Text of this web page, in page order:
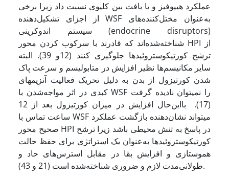
عملکرد هیپوفیز و یا بافت بین کلیوی نسبت داد زیرا برخی
از اجزای تشکیل‌دهنده WSF به‌عنوان مختل‌کننده‌های
سیستم اندوکرینی (endocrine disruptors)
شناخته‌شده‌اند که قادرند با سرکوب کردن محور HPI از
ترشح کورتیکوستروئیدها جلوگیری کنند (12و 39). البته
سایر مکانیسم‌ها نظیر افزایش در متابولیسم و سرعت پاک
شدن کورتیزول از بدن به دلیل تحریک فعالیت آنزیم­های
کبدی در اثر مواجه‌شدن با WSF را نمی­توان نادیده گرفت
(17). بااین‌حال افزایش در میزان کورتیزول بعد از 12
ساعت تماس با WSF می­تواند نشان‌دهنده بازگشت عملکرد
صحیح محور HPI در پاسخ به تنش محیطی باشد زیرا ترشح
کورتیکوستروئیدها به‌عنوان یک استراتژی برای حفظ حالت
هموستازی و افزایش بقا در مقابل استرس‌های حاد و
طولانی‌مدت لازم و ضروری شناخته‌شده است (21 و 43).